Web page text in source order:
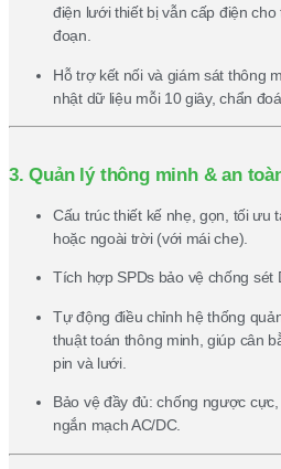
điện lưới thiết bị vẫn cấp điện
đoạn.
Hỗ trợ kết nối và giám sát thông
nhật dữ liệu mỗi 10 giây, chẩn
3. Quản lý thông minh & an
Cấu trúc thiết kế nhẹ, gọn, tối ưu
hoặc ngoài trời (với mái che).
Tích hợp SPDs bảo vệ chống sét
Tự động điều chỉnh hệ thống
thuật toán thông minh, giúp cân
pin và lưới.
Bảo vệ đầy đủ: chống ngược
ngắn mạch AC/DC.